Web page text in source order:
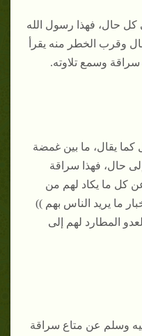
كل حال، فهذا رسول الله
وقرب الخطر منه يقرأ
وسمع تلاوته.
كما يقال، ما بين غمضة
حال، فهذا سراقة
كل ما يكاد لهم من
ما يريد الناس بهم ))
المطارد لهم إلى
وسلم عن متاع سراقة